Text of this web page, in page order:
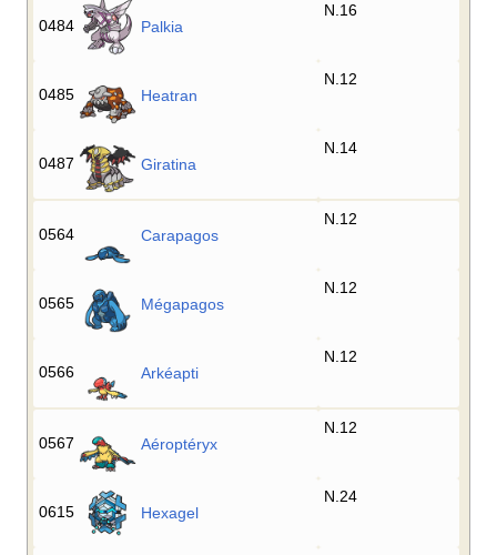
0484 Palkia
N.16
0485 Heatran
N.12
0487 Giratina
N.14
0564 Carapagos
N.12
0565 Mégapagos
N.12
0566 Arkéapti
N.12
0567 Aéroptéryx
N.12
0615 Hexagel
N.24